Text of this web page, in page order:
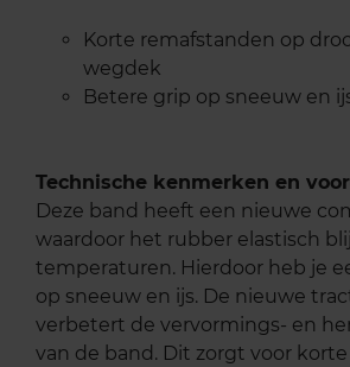
Korte remafstanden op
wegdek
Betere grip op sneeuw en
Technische kenmerken en
Deze band heeft een nieuwe
waardoor het rubber elastisch
temperaturen. Hierdoor heb je
op sneeuw en ijs. De nieuwe
verbetert de vervormings- en
van de band. Dit zorgt voor